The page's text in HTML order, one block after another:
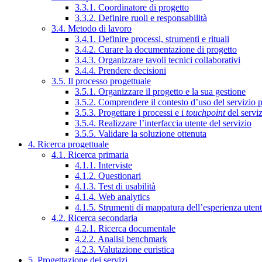
3.3.1. Coordinatore di progetto
3.3.2. Definire ruoli e responsabilità
3.4. Metodo di lavoro
3.4.1. Definire processi, strumenti e rituali
3.4.2. Curare la documentazione di progetto
3.4.3. Organizzare tavoli tecnici collaborativi
3.4.4. Prendere decisioni
3.5. Il processo progettuale
3.5.1. Organizzare il progetto e la sua gestione
3.5.2. Comprendere il contesto d’uso del servizio
3.5.3. Progettare i processi e i touchpointdel
3.5.4. Realizzare l’interfaccia utente del servizio
3.5.5. Validare la soluzione ottenuta
4. Ricerca progettuale
4.1. Ricerca primaria
4.1.1. Interviste
4.1.2. Questionari
4.1.3. Test di usabilità
4.1.4. Web analytics
4.1.5. Strumenti di mappatura dell’esperienza
4.2. Ricerca secondaria
4.2.1. Ricerca documentale
4.2.2. Analisi benchmark
4.2.3. Valutazione euristica
5. Progettazione dei servizi